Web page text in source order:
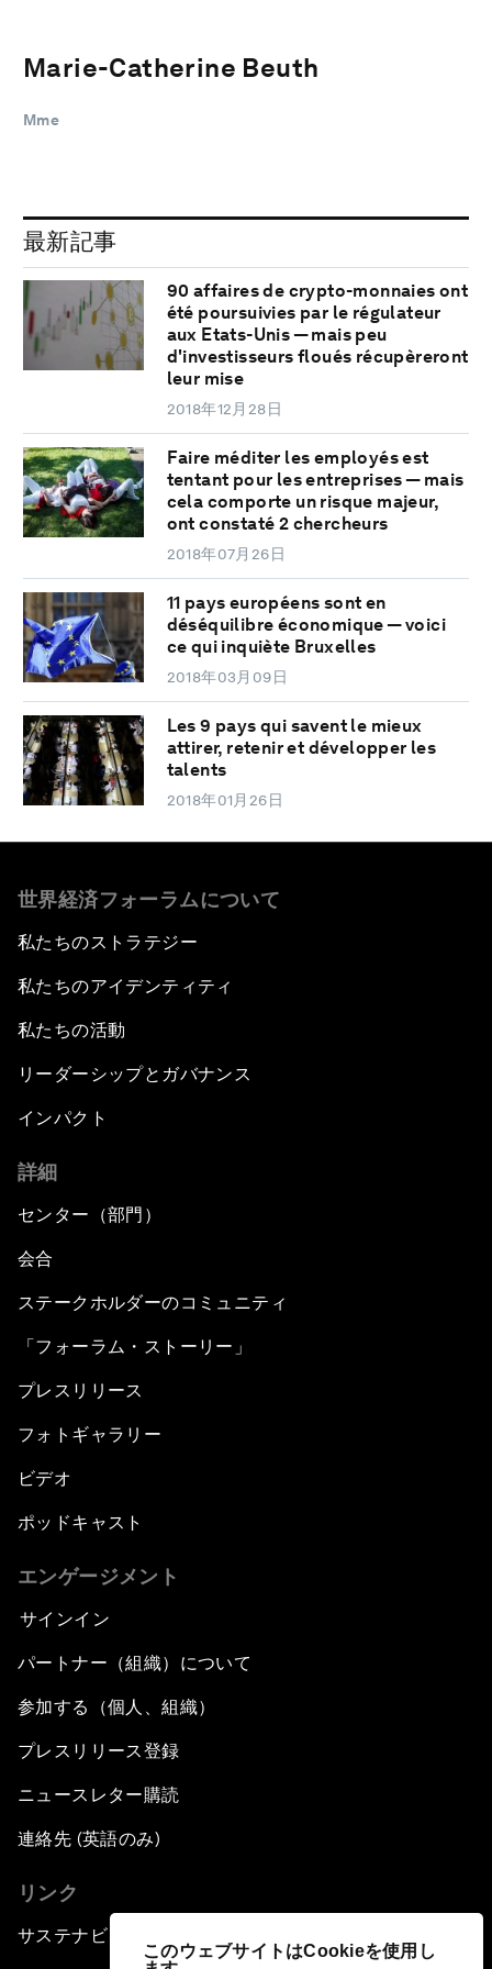
このウェブサイトはCookieを使用し
Marie-Catherine Beuth
Mme
最新記事
90 affaires de crypto-monnaies ont
été poursuivies par le régulateur
aux Etats-Unis — mais peu
d'investisseurs floués récupèreront
leur mise
2018年12月28日
Faire méditer les employés est
tentant pour les entreprises — mais
cela comporte un risque majeur,
ont constaté 2 chercheurs
2018年07月26日
11 pays européens sont en
déséquilibre économique — voici
ce qui inquiète Bruxelles
2018年03月09日
Les 9 pays qui savent le mieux
attirer, retenir et développer les
talents
2018年01月26日
世界経済フォーラムについて
私たちのストラテジー
私たちのアイデンティティ
私たちの活動
リーダーシップとガバナンス
インパクト
詳細
センター（部門）
会合
ステークホルダーのコミュニティ
「フォーラム・ストーリー」
プレスリリース
フォトギャラリー
ビデオ
ポッドキャスト
エンゲージメント
サインイン
パートナー（組織）について
参加する（個人、組織）
プレスリリース登録
ニュースレター購読
連絡先 (英語のみ)
リンク
サステナビリティへの取り組み